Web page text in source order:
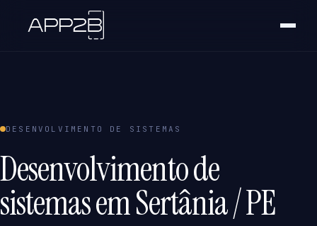
DESENVOLVIMENTO DE SISTEMAS
Desenvolvimento de
sistemas em Sertânia / PE